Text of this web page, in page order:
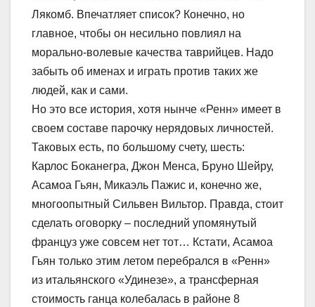
Лякомб. Впечатляет список? Конечно, но
главное, чтобы он несильно повлиял на
морально-волевые качества таврийцев. Надо
забыть об именах и играть против таких же
людей, как и сами.
Но это все история, хотя нынче «Ренн» имеет в
своем составе парочку нерядовых личностей.
Таковых есть, по большому счету, шесть:
Карлос Боканегра, Джон Менса, Бруно Шейру,
Асамоа Гьян, Микаэль Пажис и, конечно же,
многоопытный Сильвен Вильтор. Правда, стоит
сделать оговорку – последний упомянутый
француз уже совсем нет тот… Кстати, Асамоа
Гьян только этим летом перебрался в «Ренн»
из итальянского «Удинезе», а трансферная
стоимость ганца колебалась в районе 8